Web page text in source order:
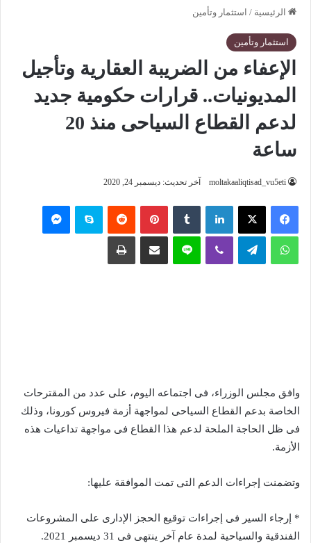
الرئيسية / استثمار وتأمين
استثمار وتأمين
الإعفاء من الضريبة العقارية وتأجيل
المديونيات.. قرارات حكومية جديد
لدعم القطاع السياحى منذ 20
ساعة
moltakaaliqtisad_vu5eti آخر تحديث: ديسمبر 24, 2020
فيسبوك ‫X لينكدإن بينتيريست سكايب
واتساب تيلقرام لاين
وافق مجلس الوزراء، فى اجتماعه اليوم، على عدد من المقترحات
الخاصة بدعم القطاع السياحى لمواجهة أزمة فيروس كورونا، وذلك
فى ظل الحاجة الملحة لدعم هذا القطاع فى مواجهة تداعيات هذه
الأزمة.
وتضمنت إجراءات الدعم التى تمت الموافقة عليها:
* إرجاء السير فى إجراءات توقيع الحجز الإدارى على المشروعات
الفندقية والسياحية لمدة عام آخر ينتهى فى 31 ديسمبر 2021.